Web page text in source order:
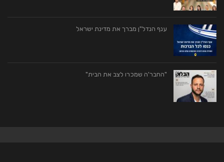
ענף הנדל"ן מברך את מדינת ישראל
"החבר'ה שמכרו לצב את הבית"